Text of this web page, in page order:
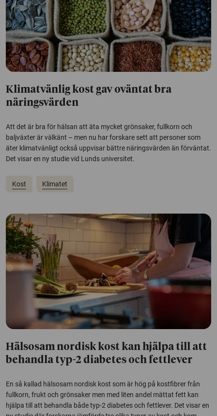
Klimatvänlig kost gav oväntat bra
näringsvärden
Att det är bra för hälsan att äta mycket grönsaker, fullkorn och
baljväxter är välkänt – men nu har forskare sett att personer som
äter klimatvänligt också uppvisar bättre näringsvärden än förväntat.
Det visar en ny studie vid Lunds universitet.
Kost Klimatet
Hälsosam nordisk kost kan hjälpa till att
behandla typ-2 diabetes och fettlever
En så kallad hälsosam nordisk kost som är hög på kostfibrer från
fullkorn, frukt och grönsaker men med liten andel mättat fett kan
hjälpa till att behandla både typ-2 diabetes och fettlever. Det visar en